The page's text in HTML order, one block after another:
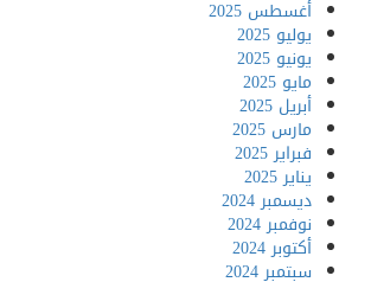
أغسطس 2025
يوليو 2025
يونيو 2025
مايو 2025
أبريل 2025
مارس 2025
فبراير 2025
يناير 2025
ديسمبر 2024
نوفمبر 2024
أكتوبر 2024
سبتمبر 2024